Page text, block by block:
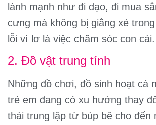
lành mạnh như đi dạo, đi mua
cưng mà không bị giằng xé
lỗi vì lơ là việc chăm sóc con cái.
2. Đồ vật trung tính
Những đồ chơi, đồ sinh hoạt cá
trẻ em đang có xu hướng thay
thái trung lập từ búp bê cho đến